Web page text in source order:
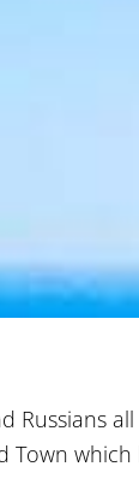
Russians